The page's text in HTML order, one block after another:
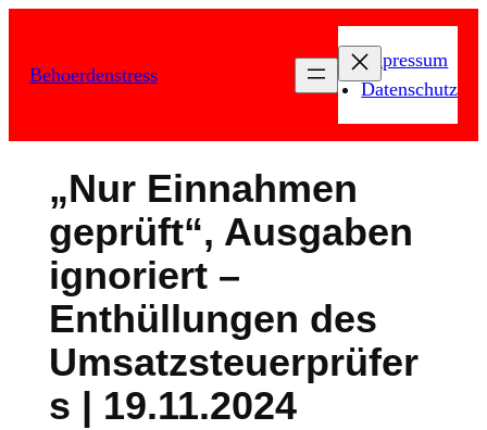
springen
Behoerdenstress
Impressum
Datenschutz
„Nur Einnahmen
geprüft“, Ausgaben
ignoriert –
Enthüllungen des
Umsatzsteuerprüfer
s | 19.11.2024